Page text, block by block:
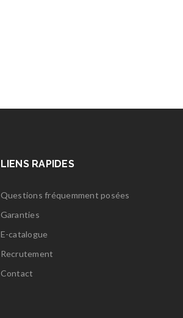
LIENS RAPIDES
Questions fréquemment posées
Garanties
E-catalogue
Recrutement
Contact